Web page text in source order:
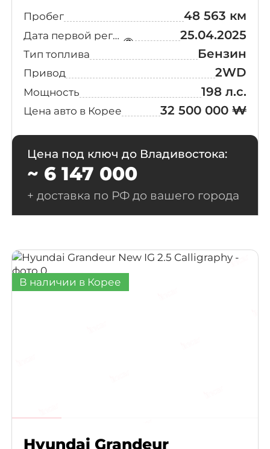
Prestige Choice
Calligraphy
Black Edition
Calligraphy
(6)
(6)
N Line
Premium
(5)
Millennial(4)
Пробег 48 563 км
Дата первой регистрации 25.04.2025
Тип топлива Бензин
Привод 2WD
Мощность 198 л.с.
Цена авто в Корее 32 500 000 ₩
Цена под ключ до Владивостока:
~ 6 147 000
+ доставка по РФ до вашего города
В наличии в Корее
Hyundai Grandeur